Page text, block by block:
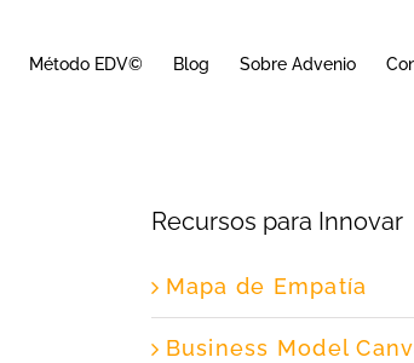
Método EDV© Blog Sobre Advenio
Recursos para Innovar
Mapa de Empatía
Business Model